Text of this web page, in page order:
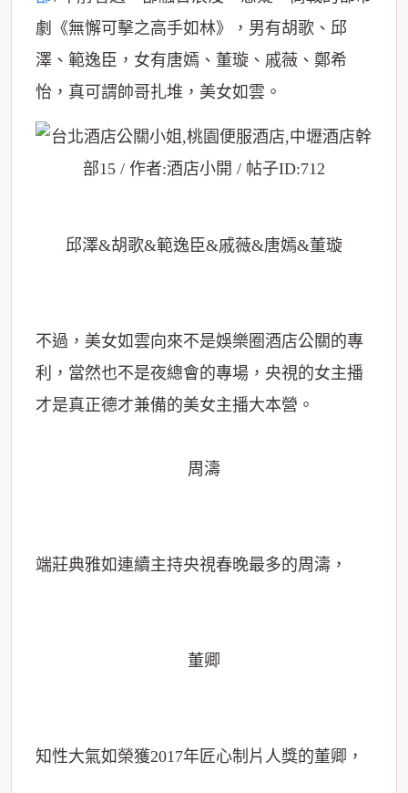
劇《無懈可擊之高手如林》，男有胡歌、邱
澤、範逸臣，女有唐嫣、董璇、戚薇、鄭希
怡，真可謂帥哥扎堆，美女如雲。
邱澤&胡歌&範逸臣&戚薇&唐嫣&董璇
不過，美女如雲向來不是娛樂圈酒店公關的專
利，當然也不是夜總會的專場，央視的女主播
才是真正德才兼備的美女主播大本營。
周濤
端莊典雅如連續主持央視春晚最多的周濤，
董卿
知性大氣如榮獲2017年匠心制片人獎的董卿，